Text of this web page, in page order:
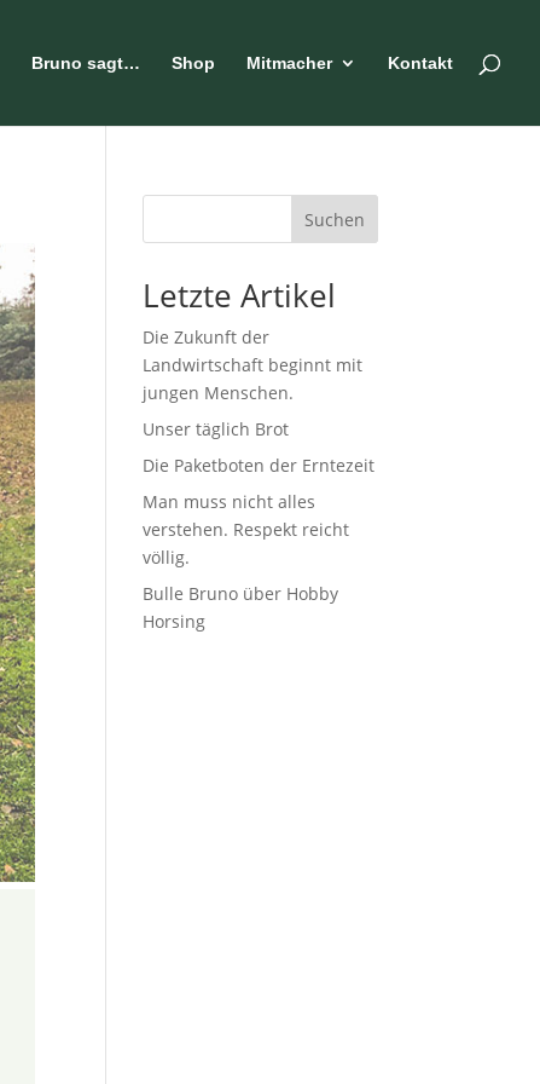
Bruno sagt… Shop Mitmacher Kontakt
Suchen
Letzte Artikel
Die Zukunft der
Landwirtschaft beginnt mit
jungen Menschen.
Unser täglich Brot
Die Paketboten der Erntezeit
Man muss nicht alles
verstehen. Respekt reicht
völlig.
Bulle Bruno über Hobby
Horsing